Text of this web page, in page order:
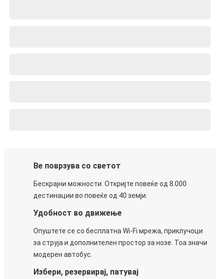
Ве поврзува со светот
Бескрајни можности. Откријте повеќе од 8.000
дестинации во повеќе од 40 земји.
Удобност во движење
Опуштете се со бесплатна Wi-Fi мрежа, приклучоци
за струја и дополнителен простор за нозе. Тоа значи
модерен автобус.
Избери, резервирај, патувај